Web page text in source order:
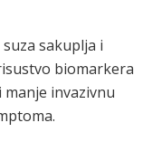
sakuplja i
biomarkera
manje invazivnu